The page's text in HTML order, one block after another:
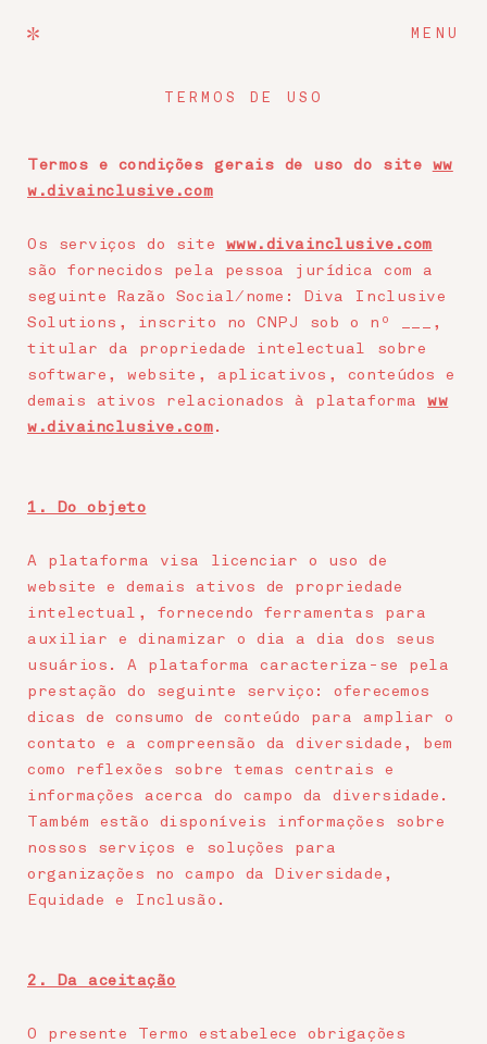
MENU
TERMOS DE USO
Termos e condições gerais de uso do site ww
w.divainclusive.com
Os serviços do site www.divainclusive.com
são fornecidos pela pessoa jurídica com a
seguinte Razão Social/nome: Diva Inclusive
Solutions, inscrito no CNPJ sob o nº ___,
titular da propriedade intelectual sobre
software, website, aplicativos, conteúdos e
demais ativos relacionados à plataformaww
w.divainclusive.com.
1. Do objeto
A plataforma visa licenciar o uso de
website e demais ativos de propriedade
intelectual, fornecendo ferramentas para
auxiliar e dinamizar o dia a dia dos seus
usuários. A plataforma caracteriza-se pela
prestação do seguinte serviço: oferecemos
dicas de consumo de conteúdo para ampliar o
contato e a compreensão da diversidade, bem
como reflexões sobre temas centrais e
informações acerca do campo da diversidade.
Também estão disponíveis informações sobre
nossos serviços e soluções para
organizações no campo da Diversidade,
Equidade e Inclusão.
2. Da aceitação
O presente Termo estabelece obrigações